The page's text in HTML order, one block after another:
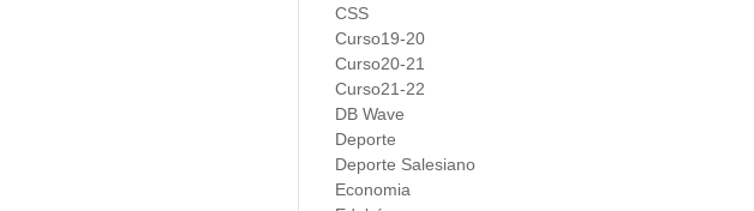
CSS
Curso19-20
Curso20-21
Curso21-22
DB Wave
Deporte
Deporte Salesiano
Economia